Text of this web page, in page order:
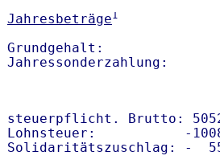
Jahresbeträge1
Grundgehalt:
steuerpflicht. Brutto:
Lohnsteuer:           -
Solidaritätszuschlag: -